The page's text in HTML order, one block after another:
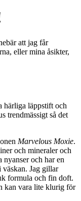
att jag får
eller mina åsikter,
härliga läppstift och
trendmässigt så det
Marvelous Moxie.
och mineraler och
och har en
Jag gillar
formula och fin doft.
kan vara lite klurig för